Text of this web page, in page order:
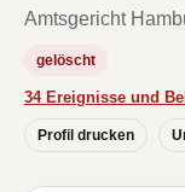
Amtsgericht
gelöscht
34 Ereignisse und
Profil drucken